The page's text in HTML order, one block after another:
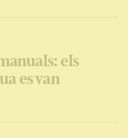
els
es van